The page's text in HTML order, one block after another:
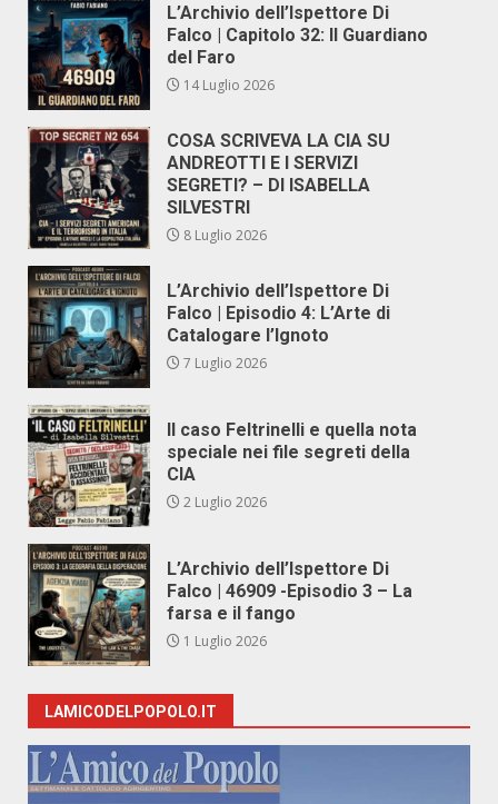
L’Archivio dell’Ispettore Di
Falco | Capitolo 32: Il Guardiano
del Faro
14 Luglio 2026
COSA SCRIVEVA LA CIA SU
ANDREOTTI E I SERVIZI
SEGRETI? – DI ISABELLA
SILVESTRI
8 Luglio 2026
L’Archivio dell’Ispettore Di
Falco | Episodio 4: L’Arte di
Catalogare l’Ignoto
7 Luglio 2026
Il caso Feltrinelli e quella nota
speciale nei file segreti della
CIA
2 Luglio 2026
L’Archivio dell’Ispettore Di
Falco | 46909 -Episodio 3 – La
farsa e il fango
1 Luglio 2026
LAMICODELPOPOLO.IT